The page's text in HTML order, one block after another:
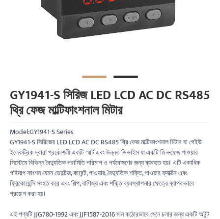
GY1941-S সিরিজ LED LCD AC DC RS485
থ্রি ফেজ মাল্টিফাংশনাল মিটার
Model:GY1941-S Series
GY1941-S সিরিজের LED LCD AC DC RS485 থ্রি ফেজ মাল্টিফাংশনাল মিটার যা গেইউ
ইলেকট্রিক দ্বারা প্রকৌশলী একটি স্মার্ট এবং উন্নত ডিভাইস যা একটি তিন-ফেজ পাওয়ার
সিস্টেমে বিভিন্ন বৈদ্যুতিক পরামিতি পরিমাপ ও পর্যবেক্ষণের জন্য ব্যবহৃত হয়। এটি একাধিক
পরিমাপ ফাংশন যেমন ভোল্টেজ, কারেন্ট, পাওয়ার, বৈদ্যুতিক শক্তি, পাওয়ার ফ্যাক্টর এবং
ফ্রিকোয়েন্সি সংহত করে এবং শিল্প, বাণিজ্য এবং শক্তি ব্যবস্থাপনার ক্ষেত্রে ব্যাপকভাবে
প্রয়োগ করা হয়।
এই পণ্যটি JJG780-1992 এবং JJF1587-2016 মান কঠোরভাবে মেনে চলার জন্য একটি অটুট